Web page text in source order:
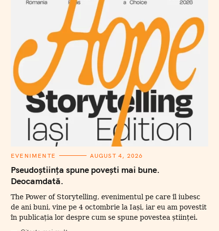
C
T
E
G
O
R
I
I
EVENIMENTE AUGUST 4, 2026
Pseudoștiința spune povești mai bune.
Deocamdată.
The Power of Storytelling, evenimentul pe care îl iubesc
de ani buni, vine pe 4 octombrie la Iași, iar eu am povestit
în publicația lor despre cum se spune povestea științei.